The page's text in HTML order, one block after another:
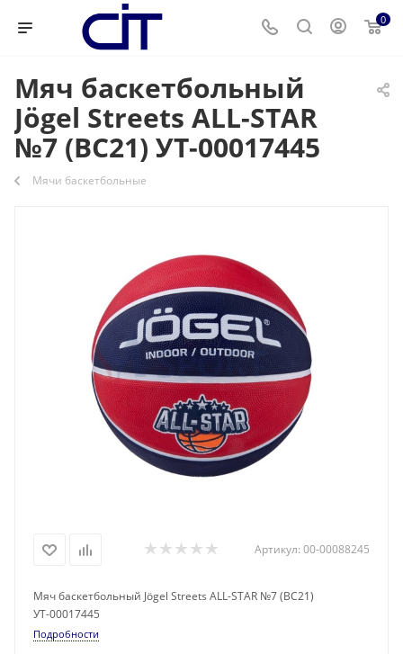
0
Мяч баскетбольный
Jögel Streets ALL-STAR
№7 (BC21) УТ-00017445
Мячи баскетбольные
Артикул: 00-00088245
Мяч баскетбольный Jögel Streets ALL-STAR №7 (BC21)
УТ-00017445
Подробности